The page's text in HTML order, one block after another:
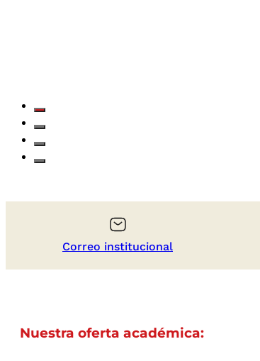
Correo institucional
Nuestra oferta académica: